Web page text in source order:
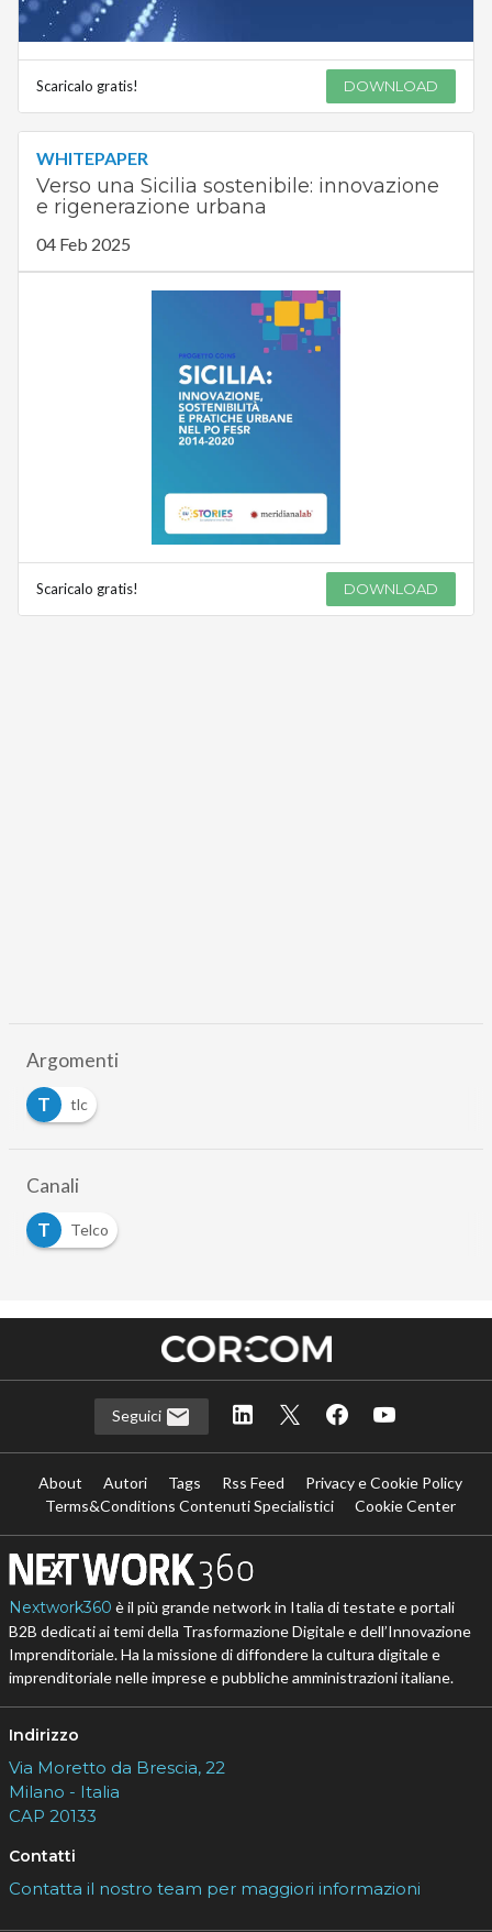
Scaricalo gratis! DOWNLOAD
WHITEPAPER
Verso una Sicilia sostenibile: innovazione
e rigenerazione urbana
04 Feb 2025
Scaricalo gratis! DOWNLOAD
Argomenti
T
tlc
Canali
T
Telco
Seguici
About Autori Tags Rss Feed
Privacy e Cookie Policy
Terms&Conditions Contenuti Specialistici
Cookie Center
Nextwork360 è il più grande network in Italia di testate e portali
B2B dedicati ai temi della Trasformazione Digitale e dell’Innovazione
Imprenditoriale. Ha la missione di diffondere la cultura digitale e
imprenditoriale nelle imprese e pubbliche amministrazioni italiane.
Indirizzo
Via Moretto da Brescia, 22
Milano - Italia
CAP 20133
Contatti
Contatta il nostro team per maggiori informazioni